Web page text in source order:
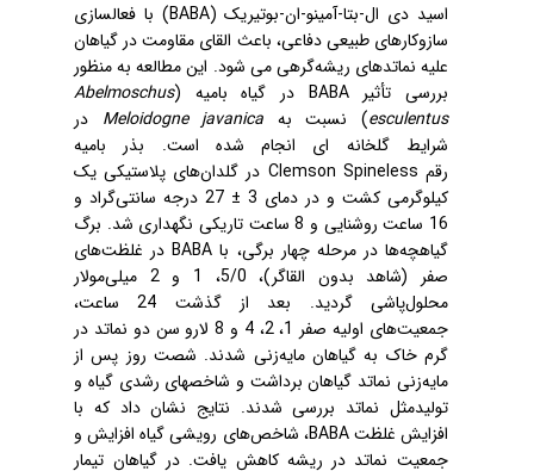
اسید دی ­ال­-بتا-آمینو-ان-بوتیریک(
BABA) با فعال‏سازی
سازوکارهای طبیعی دفاعی، باعث القای مقاومت در گیاهان
علیه نماتدهای ریشه‌گرهیمی‏ شود. این مطالعه به ‌منظور
بررسی تأثیر BABAدر گیاه بامیه ( Abelmoschus
esculentus) نسبت به Meloidogne javanicaدر
شرایط گلخانه‏ ای انجام شده است. بذر بامیه
رقمClemson Spinelessدر گلدان‌های پلاستیکی یک
کیلوگرمی کشت و در دمای 3
±
27 درجه سانتی‌گراد و
16 ساعت روشنایی و 8 ساعت تاریکی نگهداری شد. برگ
گیاهچه‌ها در مرحله چهار برگی، باBABAدر غلظت‌های
صفر (شاهد بدون القاگر)، 5/0، 1 و 2 میلی‌مولار
محلول‌پاشی گردید. بعد از گذشت 24 ساعت،
جمعیت‌های اولیه صفر 1، 2، 4 و 8 لارو سن دو نماتد در
گرم خاک به گیاهان مایه‌زنی شدند. شصت روز پس از
مایه‌زنی نماتد گیاهان برداشت و شاخص‏های رشدی گیاه و
تولیدمثل نماتد بررسی شدند. نتایج نشان داد که با
افزایش غلظتBABA، شاخص‌های رویشی گیاه افزایش و
جمعیت نماتد در ریشه کاهش یافت. در گیاهان تیمار